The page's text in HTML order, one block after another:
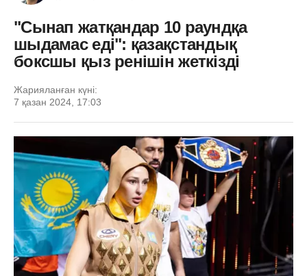
"Сынап жатқандар 10 раундқа
шыдамас еді": қазақстандық
боксшы қыз ренішін жеткізді
Жарияланған күні:
7 қазан 2024, 17:03